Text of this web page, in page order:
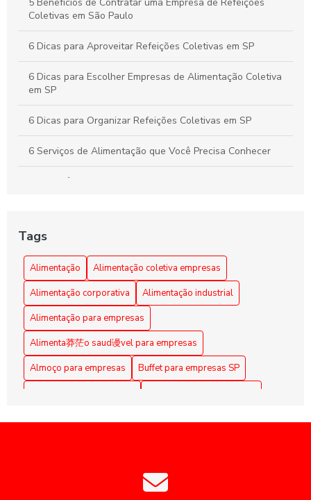
5 Benefícios de Contratar uma Empresa de Refeições
Coletivas em São Paulo
6 Dicas para Aproveitar Refeições Coletivas em SP
6 Dicas para Escolher Empresas de Alimentação Coletiva
em SP
6 Dicas para Organizar Refeições Coletivas em SP
6 Serviços de Alimentação que Você Precisa Conhecer
A importância da alimentação coletiva empresarial
Alimentação Coletiva em Empresas: Benefícios e Dicas
Alimentação Coletiva em Empresas: Benefícios e
Estratégias Eficazes
Alimentação Coletiva em Empresas: Benefícios e Práticas
Alimentação coletiva em empresas: como implementar e os
benefícios para a equipe
Alimentação Corporativa Eficiente: Benefícios do Buffet
Tags
Alimentação
Alimentação coletiva empresas
Alimentação corporativa
Alimentação industrial
Alimentação para empresas
Alimenta莽茫o saud谩vel para empresas
Almoço para empresas
Buffet para empresas SP
Empresas de alimentação coletiva SP